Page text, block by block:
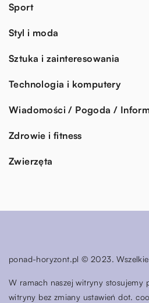
Sport
Styl i moda
Sztuka i zainteresowania
Technologia i komputery
Wiadomości / Pogoda /
Zdrowie i fitness
Zwierzęta
ponad-horyzont.pl © 2023. Wszelkie
W ramach naszej witryny stosujemy
witryny bez zmiany ustawień dot.